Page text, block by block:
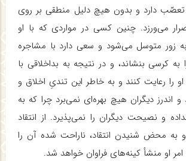
دارد و بدون هیچ دلیل منطقی بر روی
می‌ورزد. چنین کسی در مواردی که با او
زور متوسل می‌شود و سعی دارد با مشاجره
کرسی بنشاند، و در نتیجه به بداخلاقی با
او را رعایت کنند و به خاطر این تندیِ اخلاق و
اندرز دیگران هیچ بهره‌ای نمی‌برد چرا که به
و نصیحت دیگران را نمی‌پذیرد. از انتقاد
به محض شنیدن انتقاد، ناراحت شده آن را
او منشأ کینه‌های فراوان خواهد شد.